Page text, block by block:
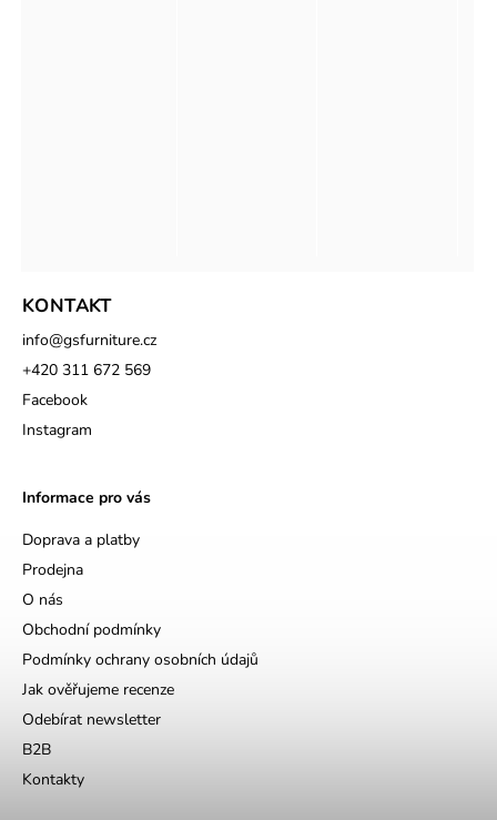
KONTAKT
info@gsfurniture.cz
+420 311 672 569
Facebook
Instagram
Informace pro vás
Doprava a platby
Prodejna
O nás
Obchodní podmínky
Podmínky ochrany osobních údajů
Jak ověřujeme recenze
Odebírat newsletter
B2B
Kontakty